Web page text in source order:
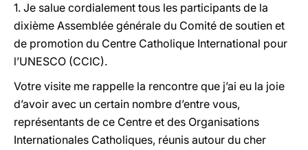
1. Je salue cordialement tous les participants de la
dixième Assemblée générale du Comité de soutien et
de promotion du Centre Catholique International pour
l’UNESCO (CCIC).
Votre visite me rappelle la rencontre que j’ai eu la joie
d’avoir avec un certain nombre d’entre vous,
représentants de ce Centre et des Organisations
Internationales Catholiques, réunis autour du cher